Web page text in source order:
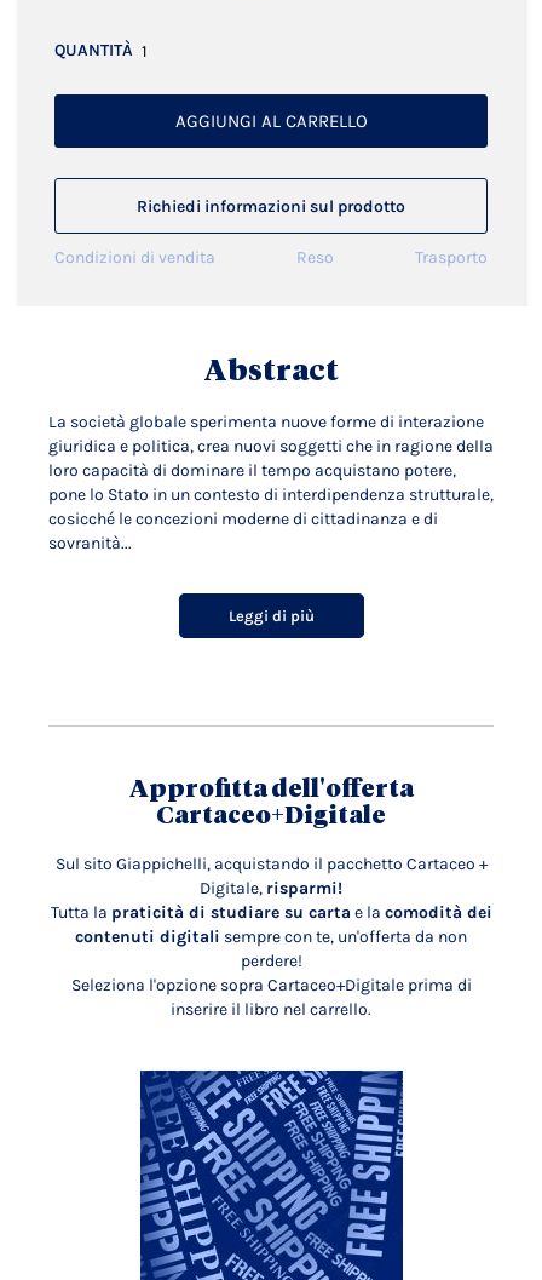
QUANTITÀ
AGGIUNGI AL CARRELLO
Richiedi informazioni sul prodotto
Condizioni di vendita Reso Trasporto
Abstract
La società globale sperimenta nuove forme di interazione
giuridica e politica, crea nuovi soggetti che in ragione della
loro capacità di dominare il tempo acquistano potere,
pone lo Stato in un contesto di interdipendenza strutturale,
cosicché le concezioni moderne di cittadinanza e di
sovranità...
Leggi di più
Approfitta dell'offerta
Cartaceo+Digitale
Sul sito Giappichelli, acquistando il pacchetto Cartaceo +
Digitale, risparmi!
Tutta la praticità di studiare su carta e la comodità dei
contenuti digitali sempre con te, un'offerta da non
perdere!
Seleziona l'opzione sopra Cartaceo+Digitale prima di
inserire il libro nel carrello.